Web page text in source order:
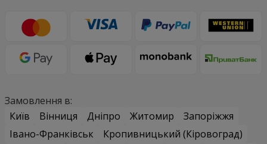
Замовлення в:
Київ
Вінниця Дніпро Житомир
Запоріжжя
Івано-Франківськ
Кропивницький (Кіровоград)